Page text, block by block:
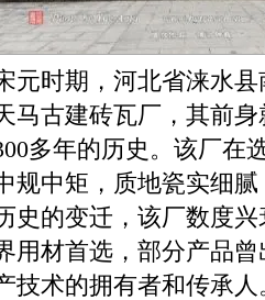
时期，河北省涞水县
马古建砖瓦厂，其前
多年的历史。该厂在
规中矩，质地瓷实细
史的变迁，该厂数度
用材首选，部分产品
技术的拥有者和传承